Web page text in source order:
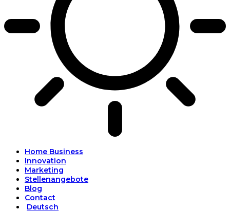
Home Business
Innovation
Marketing
Stellenangebote
Blog
Contact
Deutsch